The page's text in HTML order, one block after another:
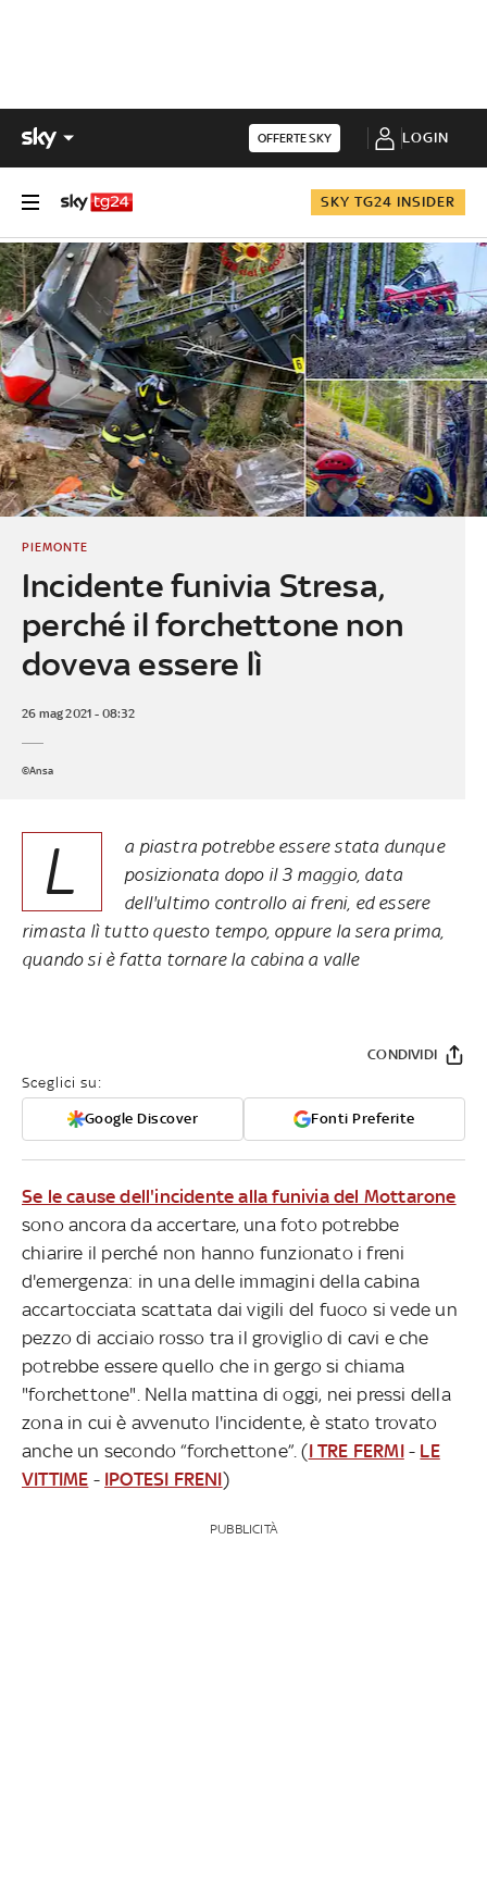
OFFERTE SKY LOGIN
SKY TG24 INSIDER
Incidente funivia Stresa,
perché il forchettone non
doveva essere lì
PIEMONTE
26 mag 2021 - 08:32
©Ansa
L
a piastra potrebbe essere stata dunque
posizionata dopo il 3 maggio, data
dell'ultimo controllo ai freni, ed essere
rimasta lì tutto questo tempo, oppure la sera prima,
quando si è fatta tornare la cabina a valle
Sceglici su:
Google Discover Fonti Preferite
CONDIVIDI
Se le cause dell'incidente alla funivia del Mottarone
sono ancora da accertare, una foto potrebbe
chiarire il perché non hanno funzionato i freni
d'emergenza: in una delle immagini della cabina
accartocciata scattata dai vigili del fuoco si vede un
pezzo di acciaio rosso tra il groviglio di cavi e che
potrebbe essere quello che in gergo si chiama
"forchettone". Nella mattina di oggi, nei pressi della
zona in cui è avvenuto l'incidente, è stato trovato
anche un secondo “forchettone”. (I TRE FERMI- LE
VITTIME - IPOTESI FRENI)
PUBBLICITÀ